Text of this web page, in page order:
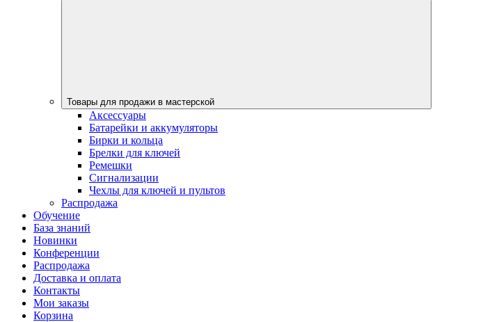
Товары для продажи в мастерской
Аксессуары
Батарейки и аккумуляторы
Бирки и кольца
Брелки для ключей
Ремешки
Сигнализации
Чехлы для ключей и пультов
Распродажа
Обучение
База знаний
Новинки
Конференции
Распродажа
Доставка и оплата
Контакты
Мои заказы
Корзина